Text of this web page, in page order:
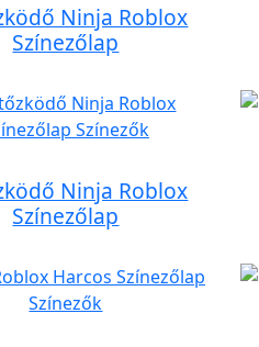
Ninja Roblox
Színezőlap
Ninja Roblox
Színezőlap